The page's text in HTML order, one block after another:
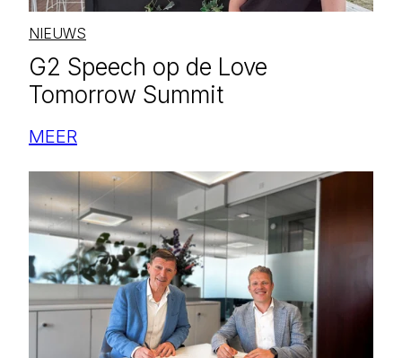
NIEUWS
G2 Speech op de Love
Tomorrow Summit
MEER